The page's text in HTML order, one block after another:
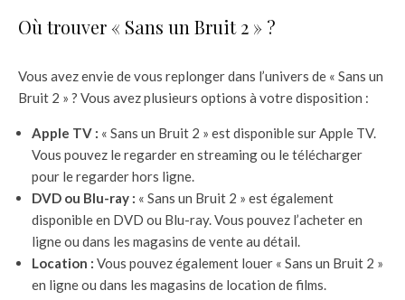
Où trouver « Sans un Bruit 2 » ?
Vous avez envie de vous replonger dans l’univers de « Sans un
Bruit 2 » ? Vous avez plusieurs options à votre disposition :
Apple TV : « Sans un Bruit 2 » est disponible sur Apple TV.
Vous pouvez le regarder en streaming ou le télécharger
pour le regarder hors ligne.
DVD ou Blu-ray : « Sans un Bruit 2 » est également
disponible en DVD ou Blu-ray. Vous pouvez l’acheter en
ligne ou dans les magasins de vente au détail.
Location : Vous pouvez également louer « Sans un Bruit 2 »
en ligne ou dans les magasins de location de films.